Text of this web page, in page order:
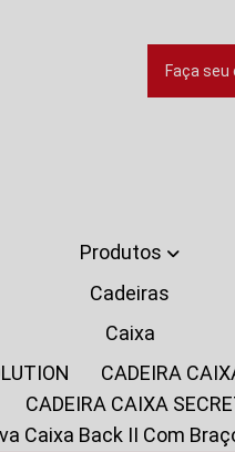
Faça
Produtos
Cadeiras
Caixa
CADEIRA
CADEIRA CAIXA
Caixa Back II Com